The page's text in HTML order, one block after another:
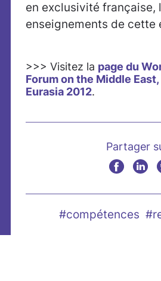
en exclusivité française,
enseignements de cette
>>> Visitez la page du
Forum on the Middle
Eurasia 2012.
Partager
#compétences